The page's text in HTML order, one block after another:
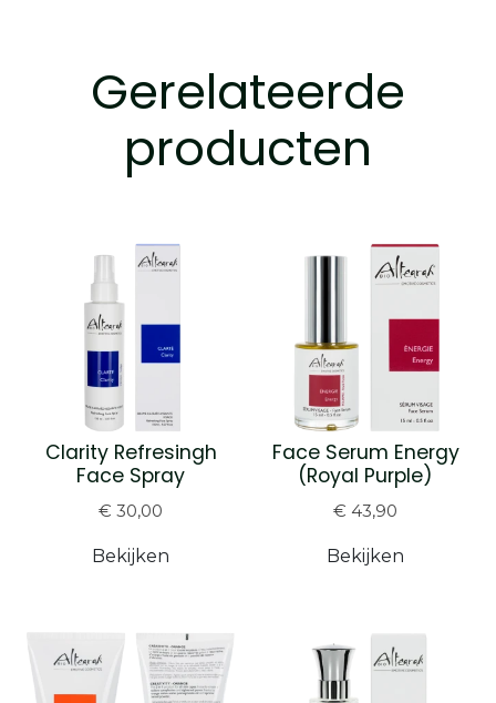
Gerelateerde
producten
Clarity Refresingh
Face Spray
€ 30,00
Bekijken
Face Serum Energy
(Royal Purple)
€ 43,90
Bekijken